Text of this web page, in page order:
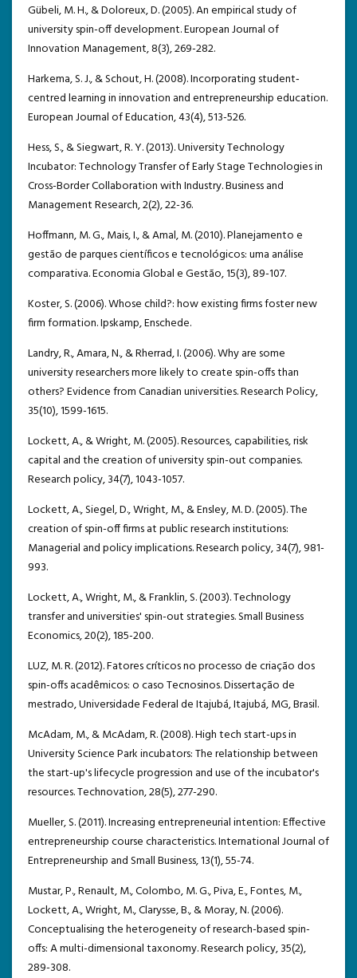
Gübeli, M. H., & Doloreux, D. (2005). An empirical study of
university spin-off development. European Journal of
Innovation Management, 8(3), 269-282.
Harkema, S. J., & Schout, H. (2008). Incorporating student‐
centred learning in innovation and entrepreneurship education.
European Journal of Education, 43(4), 513-526.
Hess, S., & Siegwart, R. Y. (2013). University Technology
Incubator: Technology Transfer of Early Stage Technologies in
Cross-Border Collaboration with Industry. Business and
Management Research, 2(2), 22-36.
Hoffmann, M. G., Mais, I., & Amal, M. (2010). Planejamento e
gestão de parques científicos e tecnológicos: uma análise
comparativa. Economia Global e Gestão, 15(3), 89-107.
Koster, S. (2006). Whose child?: how existing firms foster new
firm formation. Ipskamp, Enschede.
Landry, R., Amara, N., & Rherrad, I. (2006). Why are some
university researchers more likely to create spin-offs than
others? Evidence from Canadian universities. Research Policy,
35(10), 1599-1615.
Lockett, A., & Wright, M. (2005). Resources, capabilities, risk
capital and the creation of university spin-out companies.
Research policy, 34(7), 1043-1057.
Lockett, A., Siegel, D., Wright, M., & Ensley, M. D. (2005). The
creation of spin-off firms at public research institutions:
Managerial and policy implications. Research policy, 34(7), 981-
993.
Lockett, A., Wright, M., & Franklin, S. (2003). Technology
transfer and universities' spin-out strategies. Small Business
Economics, 20(2), 185-200.
LUZ, M. R. (2012). Fatores críticos no processo de criação dos
spin-offs acadêmicos: o caso Tecnosinos. Dissertação de
mestrado, Universidade Federal de Itajubá, Itajubá, MG, Brasil.
McAdam, M., & McAdam, R. (2008). High tech start-ups in
University Science Park incubators: The relationship between
the start-up's lifecycle progression and use of the incubator's
resources. Technovation, 28(5), 277-290.
Mueller, S. (2011). Increasing entrepreneurial intention: Effective
entrepreneurship course characteristics. International Journal of
Entrepreneurship and Small Business, 13(1), 55-74.
Mustar, P., Renault, M., Colombo, M. G., Piva, E., Fontes, M.,
Lockett, A., Wright, M., Clarysse, B., & Moray, N. (2006).
Conceptualising the heterogeneity of research-based spin-
offs: A multi-dimensional taxonomy. Research policy, 35(2),
289-308.